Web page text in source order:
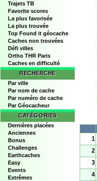
Trajets TB
Favorite scores
La plus favorisée
La plus trouvée
Top Found it géocache
Caches non trouvées
Défi villes
Ortho THR Paris
Caches en difficulté
RECHERCHE
Par ville
Par nom de cache
Par numéro de cache
Par Géocacheur
CATÉGORIES
Dernières placées
Anciennes
Bonus
Challenges
Earthcaches
Easy
Events
Extrêmes
1
2
3
4